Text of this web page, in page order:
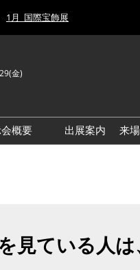
1月_国際宝飾展
金)
概要
出展案内
来
見ている人